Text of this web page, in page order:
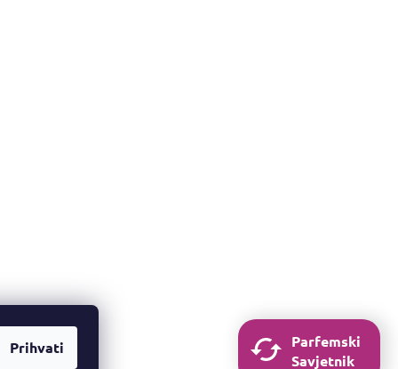
Prihvati
Parfemski
Savjetnik